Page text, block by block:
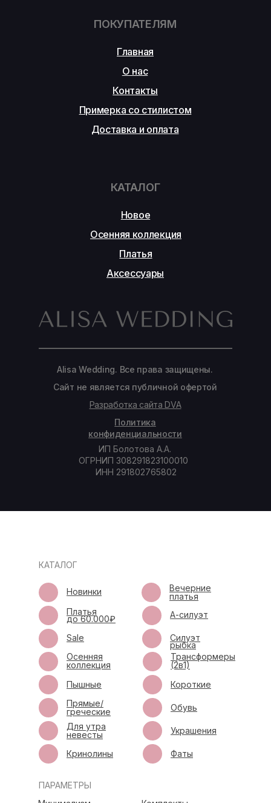
Alisa Wedding. Все права защищены.
Сайт не является публичной офертой
Политика
конфиденциальности
Разработка сайта DVA
Новое
Осенняя коллекция
Платья
Аксессуары
КАТАЛОГ
ИП Болотова А.А.
ОГРНИП 308291823100010
ИНН 291802765802
Главная
О нас
Контакты
Примерка со стилистом
Доставка и оплата
ПОКУПАТЕЛЯМ
КАТАЛОГ
ПАРАМЕТРЫ
Осенняя
коллекция
Вечерние
платья
Силуэт
рыбка
Новинки
Платья
до 60.000₽ А-силуэт
Пышные
Прямые/
греческие
Трансформеры
(2в1)
Короткие
Обувь
Для утра
невесты
Кринолины
Украшения
Фаты
Sale